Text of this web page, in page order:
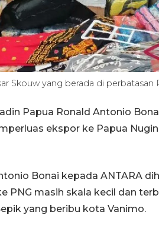
Skouw yang berada di perbatasan
Papua Ronald Antonio
ekspor ke Papua
Bonai kepada ANTARA
PNG masih skala kecil dan
yang beribu kota Vanimo.